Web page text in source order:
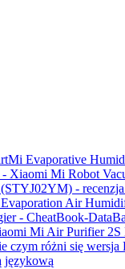
Evaporative
Xiaomi Mi Robot
-
Air
- CheatBook-
Mi Air Purifier
czym różni się wersja
językową